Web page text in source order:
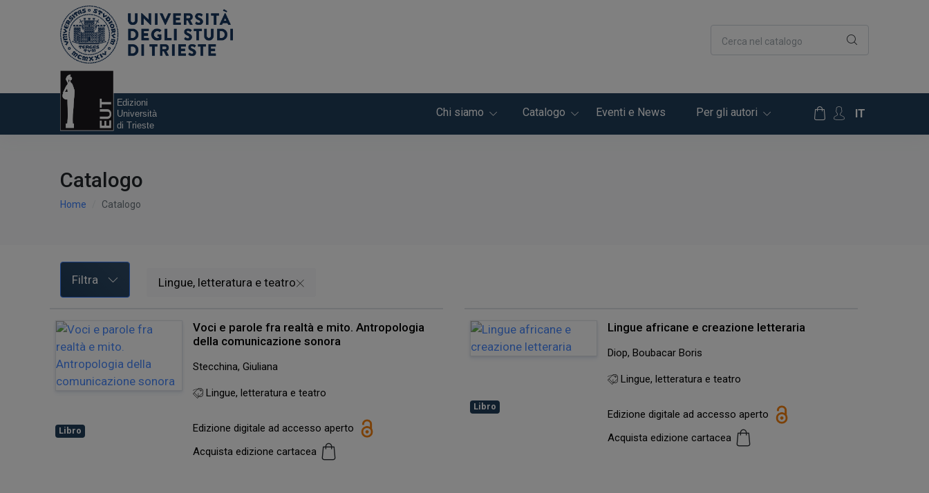
Cerca nel catalogo
Chi siamo Catalogo Eventi e News Per gli autori IT
Catalogo
Home Catalogo
Filtra Lingue, letteratura e teatro
Libro
Voci e parole fra realtà e mito. Antropologia
della comunicazione sonora
Stecchina, Giuliana
Lingue, letteratura e teatro
Edizione digitale ad accesso aperto
Acquista edizione cartacea
Libro
Lingue africane e creazione letteraria
Diop, Boubacar Boris
Lingue, letteratura e teatro
Edizione digitale ad accesso aperto
Acquista edizione cartacea